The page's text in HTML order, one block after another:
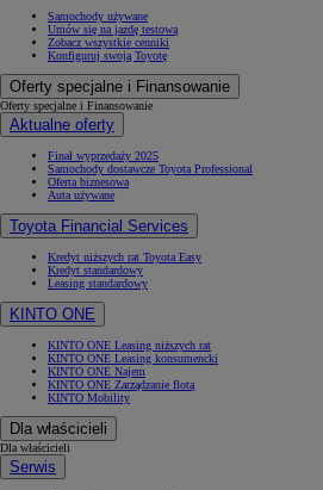
Samochody używane
Umów się na jazdę testową
Zobacz wszystkie cenniki
Konfiguruj swoją Toyotę
Oferty specjalne i Finansowanie
Oferty specjalne i Finansowanie
Aktualne oferty
Finał wyprzedaży 2025
Samochody dostawcze Toyota Professional
Oferta biznesowa
Auta używane
Toyota Financial Services
Kredyt niższych rat Toyota Easy
Kredyt standardowy
Leasing standardowy
KINTO ONE
KINTO ONE Leasing niższych rat
KINTO ONE Leasing konsumencki
KINTO ONE Najem
KINTO ONE Zarządzanie flotą
KINTO Mobility
Dla właścicieli
Dla właścicieli
Serwis